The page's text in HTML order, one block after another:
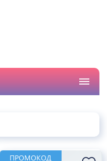
ПРОМОКОД